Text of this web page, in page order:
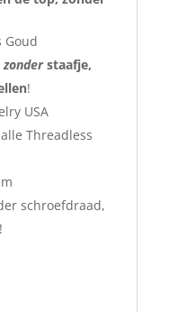
Goud
zonderstaafje,
!
USA
Threadless
schroefdraad,